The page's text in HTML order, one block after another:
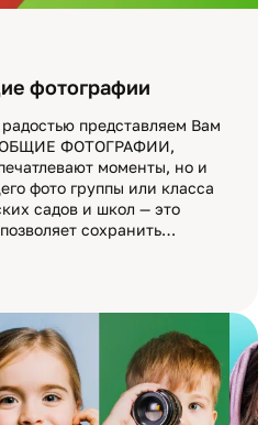
фотографии
представляем Вам
ОБЩИЕ ФОТОГРАФИИ,
моменты, но и
фото группы или класса
садов и школ — это
сохранить…